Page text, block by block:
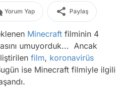
Yorum Yap Paylaş
Minecraft filminin 4
umuyorduk... Ancak
film, koronavirüs
ise Minecraft filmiyle ilgili